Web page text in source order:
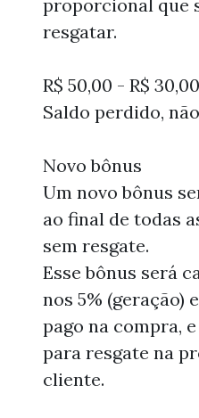
proporcional que
resgatar.
R$ 50,00 - R$
Saldo perdido,
Novo bônus
Um novo bônus
ao final de todas
sem resgate.
Esse bônus será
nos 5% (geração)
pago na compra,
para resgate na
cliente.